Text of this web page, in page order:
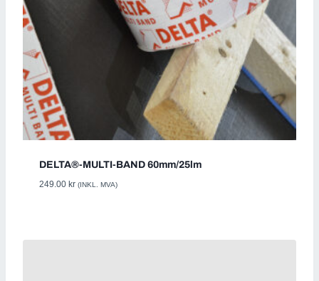
DELTA®-MULTI-BAND 60mm/25lm
249.00 kr (INKL. MVA)